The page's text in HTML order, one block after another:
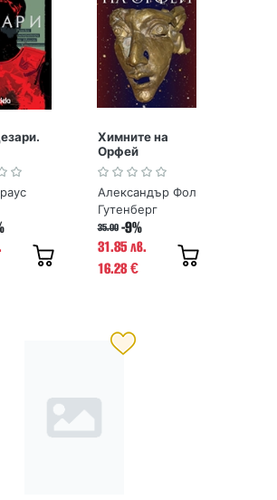
от
Химните на
Орфей
Александър Фол
Гутенберг
35.00 -9%
31.85 лв.
16.28€